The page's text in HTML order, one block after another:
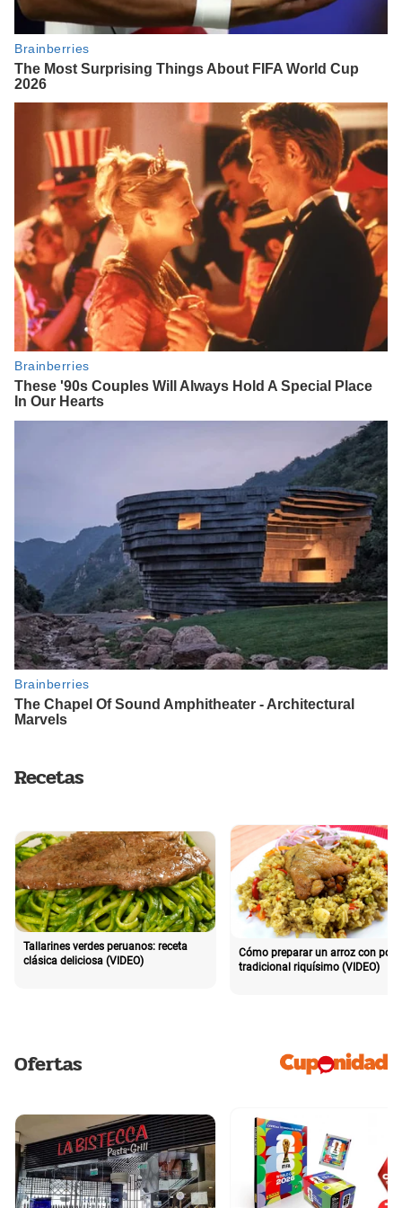
Recetas
Tallarines verdes peruanos: receta
clásica deliciosa (VIDEO)
Cómo preparar un arroz con pollo
tradicional riquísimo (VIDEO)
Ofertas